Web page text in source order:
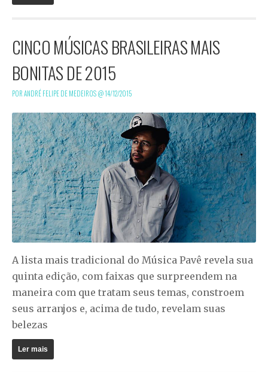
CINCO MÚSICAS BRASILEIRAS MAIS
BONITAS DE 2015
POR ANDRÉ FELIPE DE MEDEIROS @14/12/2015
A lista mais tradicional do Música Pavê revela sua
quinta edição, com faixas que surpreendem na
maneira com que tratam seus temas, constroem
seus arranjos e, acima de tudo, revelam suas
belezas
Ler mais